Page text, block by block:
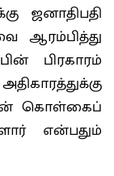
ஜனாதிபதி
ஆரம்பித்து
பிரகாரம்
கொள்கைப்
என்பதும்